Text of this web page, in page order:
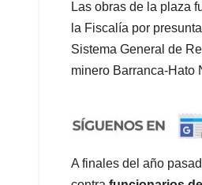
Las obras de la plaza
la Fiscalía por
Sistema General de
minero Barranca-Hato
A finales del año